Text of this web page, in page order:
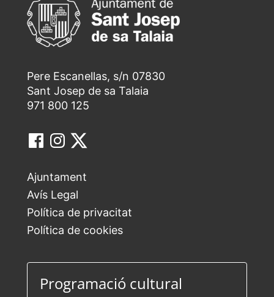
Pere Escanellas, s/n 07830
Sant Josep de sa Talaia
971 800 125
Ajuntament
Avís Legal
Política de privacitat
Política de cookies
Programació cultural